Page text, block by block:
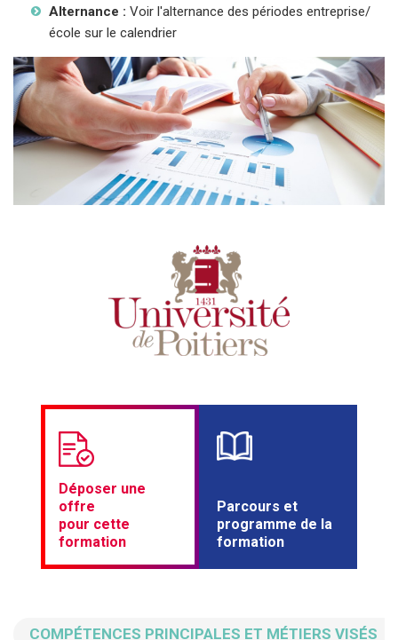
Alternance : Voir l'alternance des périodes entreprise/
école sur le calendrier
Déposer une
offre
pour cette
formation
Parcours et
programme de la
formation
COMPÉTENCES PRINCIPALES ET MÉTIERS VISÉS